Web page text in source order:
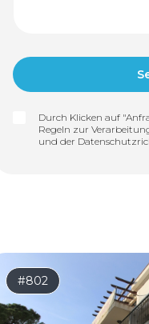
Durch Klicken auf
Regeln zur
und der
#802